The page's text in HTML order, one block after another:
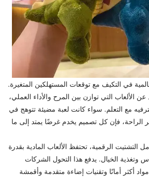
في التكيف مع توقعات المستهلكين المتغيرة.
الألعاب التي توازن بين المرح والأداء العملي،
مع التعلم. سواء كانت لعبة مضيئة تتوهج في
الراحة، فإن كل تصميم يخدم غرضًا يمتد إلى ما
التشتيت الرقمية، تحتفظ الألعاب المادية بقدرة
وتغذية الخيال. يدفع هذا التحول الشركات
أكثر أمانًا وتقنيات إضاءة متقدمة وأقمشة